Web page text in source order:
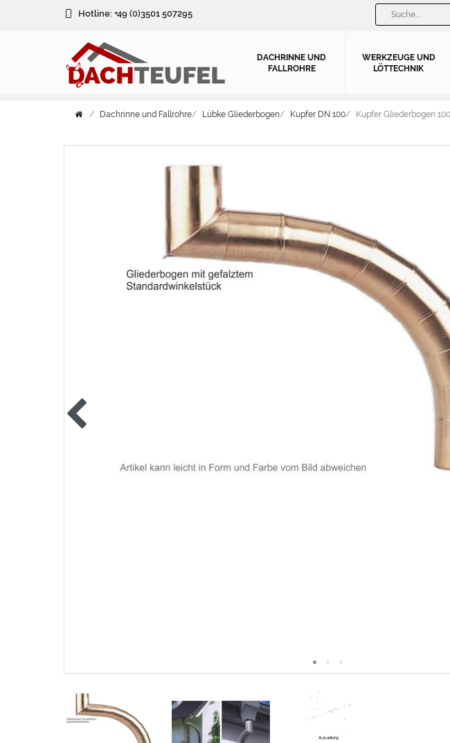
Hotline: +49 (0)3501 507295
DACHRINNE UND
FALLROHRE
WERKZEUGE UND
LÖTTECHNIK
Dachrinne und Fallrohre Lübke Gliederbogen Kupfer DN 100 Kupfer Gliederbogen